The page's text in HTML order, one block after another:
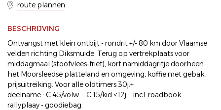
route plannen
BESCHRIJVING
Ontvangst met klein ontbijt - rondrit +/- 80 km door Vlaamse
velden richting Diksmuide. Terug op vertrekplaats voor
middagmaal (stoofvlees-friet), kort namiddagritje doorheen
het Moorsleedse platteland en omgeving, koffie met gebak,
prijsuitreiking. Voor alle oldtimers 30j.+
deelname : € 45/volw. - € 15/kid <12j. - incl. roadbook -
rallyplaay - goodiebag.